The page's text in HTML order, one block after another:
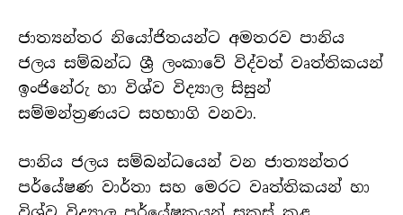
ජාත්‍යන්තර නියෝජිතයන්ට අමතරව පානිය
ජලය සම්බන්ධ ශ්‍රී ලංකාවේ විද්වත් වෘත්තිකයන්
ඉංජිනේරු හා විශ්ව විද්‍යාල සිසුන්
සම්මන්ත්‍රණයට සහභාගි වනවා.
පානිය ජලය සම්බන්ධයෙන් වන ජාත්‍යන්තර
පර්යේෂණ වාර්තා සහ මෙරට වෘත්තිකයන් හා